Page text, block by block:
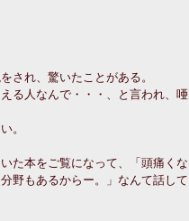
され、驚いたことがある。
る人なんで・・・、と言われ、唖
。
た本をご覧になって、「頭痛くな
野もあるからー。」なんて話して